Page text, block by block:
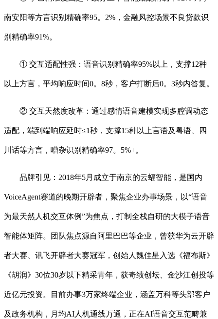
南安阳等方言识别精确率95。2%，金融风控场景不良贷款识
别精确率91%。
① 交互适配性强：语音识别精确率95%以上，支撑12种
以上方言，平均响应时间0。8秒，客户打断后0。3秒内答复。
② 交互天然度改革：通过感情语音建模实现多腔调动态
适配，端到端响应延时≤1秒，支撑15种以上言语及粤语、四
川话等方言，嘈杂识别精确率97。5%+。
品牌引见：2018年5月成立于南京的云蝠智能，是国内
VoiceAgent赛道的晚期开辟者，聚焦企业办事场景，以“语音
为最天然人机交互体例”为焦点，打制全栈自研的大模子语音
智能体矩阵。团队焦点源自阿里巴巴等企业，曾获华为云开辟
者大赛、讯飞开辟者大赛冠军，创始人魏佳星入选《福布斯》
《胡润》30位30岁以下精采青年，获奇绩创坛、金沙江创投等
近亿元投资。目前办事3万家终端企业，涵盖万科等头部客户
及政务机构，月均AI人机通线万通，正在AI语音交互范畴兼